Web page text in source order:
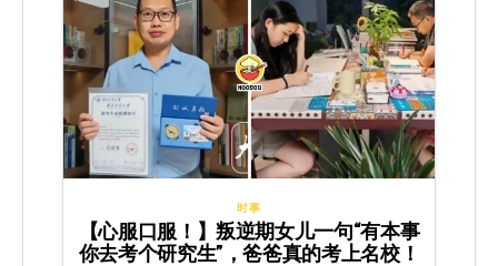
时事
【心服口服！】叛逆期女儿一句“有本事
你去考个研究生”，爸爸真的考上名校！